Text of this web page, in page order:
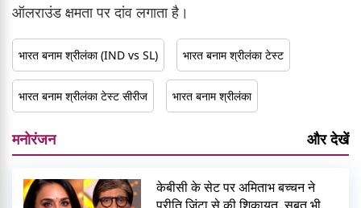
ऑलराउंड क्षमता पर दांव लगाता है।
भारत बनाम श्रीलंका (IND vs SL) भारत बनाम श्रीलंका टेस्ट
भारत बनाम श्रीलंका टेस्ट सीरीज भारत बनाम श्रीलंका
मनोरंजन और देखें
केबीसी के सेट पर अमिताभ बच्चन ने